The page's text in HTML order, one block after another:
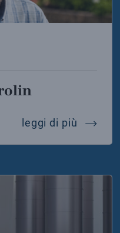
leggi di più addio